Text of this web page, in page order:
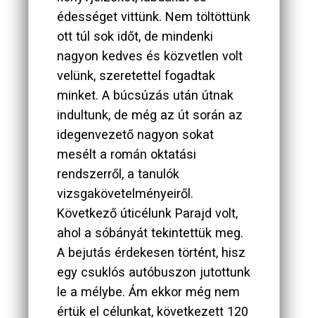
édességet vittünk. Nem töltöttünk
ott túl sok időt, de mindenki
nagyon kedves és közvetlen volt
velünk, szeretettel fogadtak
minket. A búcsúzás után útnak
indultunk, de még az út során az
idegenvezető nagyon sokat
mesélt a román oktatási
rendszerről, a tanulók
vizsgakövetelményeiről.
Következő úticélunk Parajd volt,
ahol a sóbányát tekintettük meg.
A bejutás érdekesen történt, hisz
egy csuklós autóbuszon jutottunk
le a mélybe. Ám ekkor még nem
értük el célunkat, következett 120